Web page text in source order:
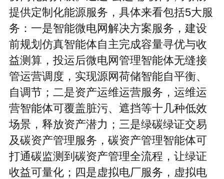
提供定制化能源服务，具体来看包括5大服
务：一是智能微电网解决方案服务，建设
前规划仿真智能体自主完成容量寻优与收
益测算，投运后微电网管理智能体无缝接
管运营调度，实现源网荷储智能自平衡、
自调节；二是资产运维运营服务，运维运
营智能体可覆盖脏污、遮挡等十几种低效
场景，释放资产潜力；三是绿碳绿证交易
及碳资产管理服务，碳资产管理智能体可
打通碳监测到碳资产管理全流程，让绿证
收益可量化；四是虚拟电厂服务，虚拟电